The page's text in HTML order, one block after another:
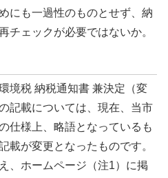
にも一過性のものとせず、納
チェックが必要ではないか。
境税 納税通知書 兼決定（変
記載については、現在、当市
仕様上、略語となっているも
載が変更となったものです。
、ホームページ（注1）に掲